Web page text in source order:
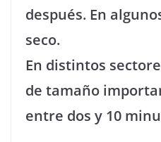
después. En
seco.
En distintos
de tamaño
entre dos y 10